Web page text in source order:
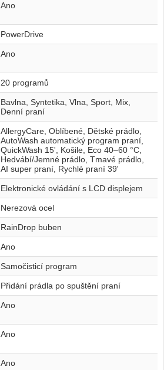
Ano
PowerDrive
Ano
20 programů
Bavlna, Syntetika, Vlna, Sport, Mix,
Denní praní
AllergyCare, Oblíbené, Dětské prádlo,
AutoWash automatický program praní,
QuickWash 15', Košile, Eco 40–60 °C,
Hedvábí/Jemné prádlo, Tmavé prádlo,
AI super praní, Rychlé praní 39'
Elektronické ovládání s LCD displejem
Nerezová ocel
RainDrop buben
Ano
Samočisticí program
Přidání prádla po spuštění praní
Ano
Ano
Ano